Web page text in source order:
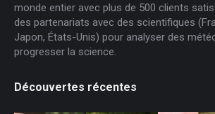
monde entier avec plus de 500 clients
des partenariats avec des scientifiques
Japon, États-Unis) pour analyser des
progresser la science.
Découvertes récentes